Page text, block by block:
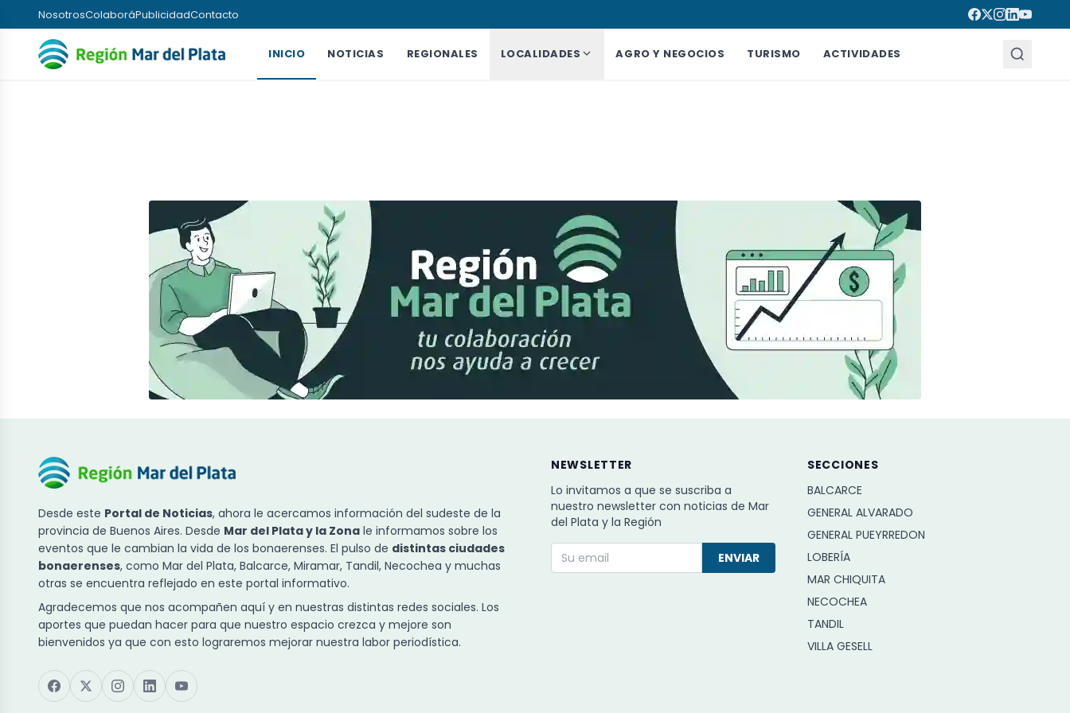
NosotrosColaboráPublicidadContacto
INICIO NOTICIAS REGIONALES LOCALIDADES AGRO Y NEGOCIOS TURISMO ACTIVIDADES
Desde este Portal de Noticias, ahora le acercamos información del sudeste de la
provincia de Buenos Aires. Desde Mar del Plata y la Zona le informamos sobre los
eventos que le cambian la vida de los bonaerenses. El pulso de distintas ciudades
bonaerenses, como Mar del Plata, Balcarce, Miramar, Tandil, Necochea y muchas
otras se encuentra reflejado en este portal informativo.
Agradecemos que nos acompañen aquí y en nuestras distintas redes sociales. Los
aportes que puedan hacer para que nuestro espacio crezca y mejore son
bienvenidos ya que con esto lograremos mejorar nuestra labor periodística.
NEWSLETTER
Lo invitamos a que se suscriba a
nuestro newsletter con noticias de Mar
del Plata y la Región
ENVIAR
SECCIONES
BALCARCE
GENERAL ALVARADO
GENERAL PUEYRREDON
LOBERÍA
MAR CHIQUITA
NECOCHEA
TANDIL
VILLA GESELL